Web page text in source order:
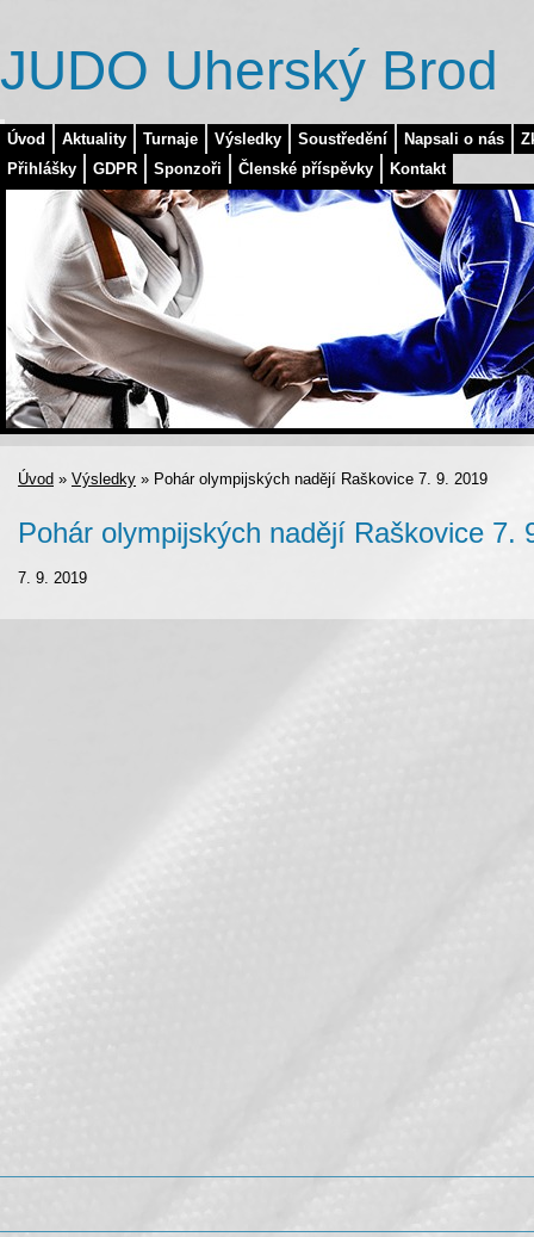
Úvod Aktuality Turnaje Výsledky Soustředění Napsali o nás
Přihlášky
GDPR Sponzoři Členské příspěvky Kontakt
JUDO Uherský Brod
Úvod » Výsledky » Pohár olympijských nadějí Raškovice 7. 9. 2019
Pohár olympijských nadějí Raškovice 7.
7. 9. 2019